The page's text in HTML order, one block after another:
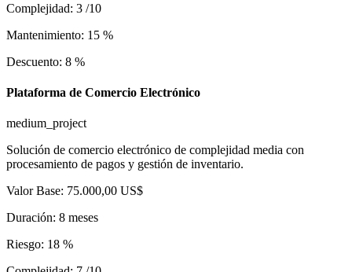
Complejidad: 3 /10
Mantenimiento: 15 %
Descuento: 8 %
Plataforma de Comercio Electrónico
medium_project
Solución de comercio electrónico de complejidad media con
procesamiento de pagos y gestión de inventario.
Valor Base: 75.000,00 US$
Duración: 8 meses
Riesgo: 18 %